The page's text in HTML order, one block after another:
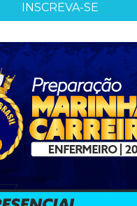
INSCREVA-SE